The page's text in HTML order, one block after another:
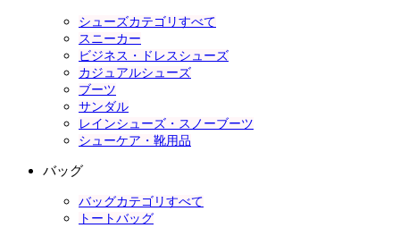
シューズカテゴリすべて
スニーカー
ビジネス・ドレスシューズ
カジュアルシューズ
ブーツ
サンダル
レインシューズ・スノーブーツ
シューケア・靴用品
バッグ
バッグカテゴリすべて
トートバッグ